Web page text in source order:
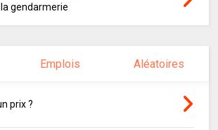
gendarmerie
Emplois Aléatoires
prix ?